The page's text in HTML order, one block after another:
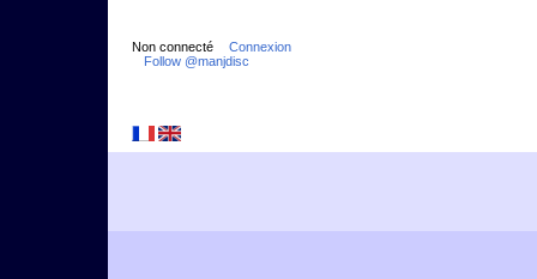
Non connecté
Connexion
Follow @manjdisc